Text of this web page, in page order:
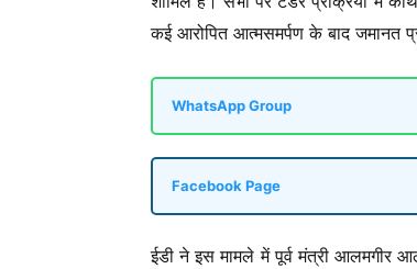
कई आरोपित आत्मसमर्पण के बाद जमानत
WhatsApp Group
Facebook Page
ईडी ने इस मामले में पूर्व मंत्री